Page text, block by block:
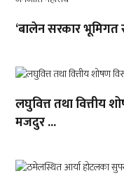
‘बालेन सरकार
लघुवित्त तथा वित्तीय
मजदुर ...